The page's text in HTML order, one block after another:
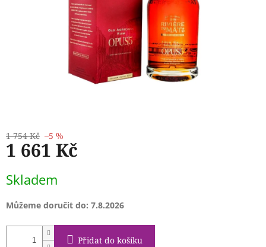
1 754 Kč –5 %
1 661 Kč
cena:
Skladem
Můžeme doručit do: 7.8.2026
Přidat do košíku